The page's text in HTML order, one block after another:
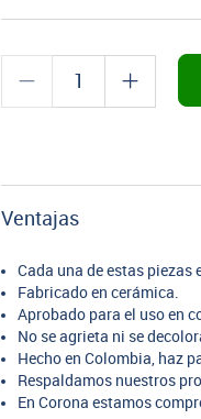
Ventajas
Cada una de estas
Fabricado en cerámica.
Aprobado para el uso en
No se agrieta ni se
Hecho en Colombia, haz
Respaldamos nuestros
En Corona estamos